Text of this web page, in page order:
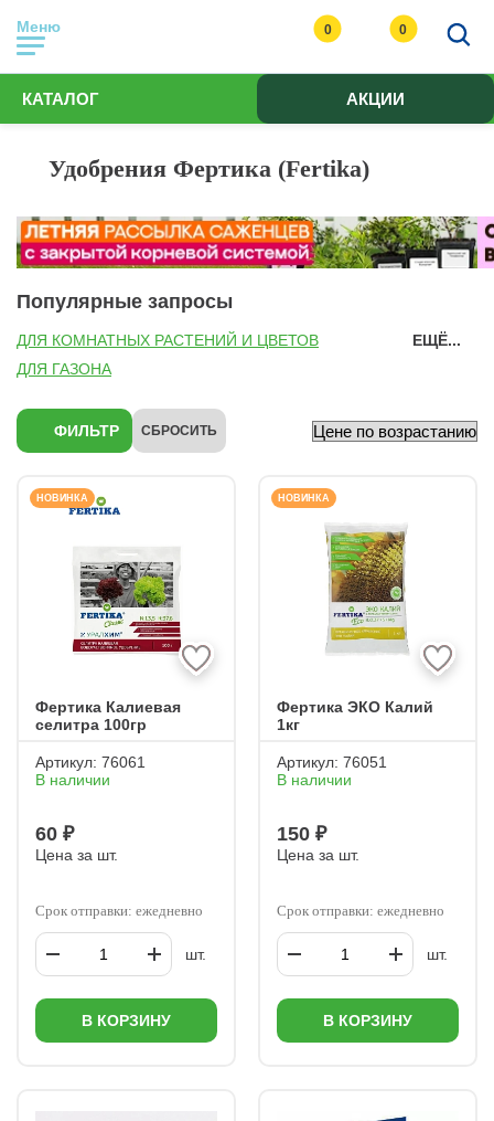
Меню 0 0
КАТАЛОГ АКЦИИ
Удобрения Фертика (Fertika)
Популярные запросы
ДЛЯ КОМНАТНЫХ РАСТЕНИЙ И ЦВЕТОВ
ДЛЯ ГАЗОНА
ДЛЯ ПЛОДОВЫХ КУЛЬТУР
ДЛЯ ХВОЙНЫХ
ДЛЯ ОВОЩЕЙ
ДЛЯ ЦВЕТОВ
ДЛЯ КЛУБНИКИ
АЗОТНО-ФОСФОРНО-КАЛИЙНЫЕ
АЗОТНЫЕ
КАЛИЙНЫЕ
КОМПЛЕКСНЫЕ
ФОСФОРНО-КАЛИЙНЫЕ
МИНЕРАЛЬНЫЕ
ОРГАНИЧЕСКИЕ
СУХИЕ
ГРАНУЛИРОВАННЫЕ
ЕЩЁ...
ФИЛЬТР СБРОСИТЬ
НОВИНКА
Фертика Калиевая
селитра 100гр
Артикул: 76061
В наличии
60 ₽
Цена за шт.
Срок отправки: ежедневно
шт.
В КОРЗИНУ
НОВИНКА
Фертика ЭКО Калий
1кг
Артикул: 76051
В наличии
150 ₽
Цена за шт.
Срок отправки: ежедневно
шт.
В КОРЗИНУ